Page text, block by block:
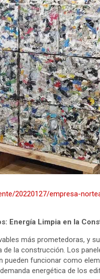
20220127/empresa-
Energía Limpia en la
más prometedoras, y
de la construcción. Los
pueden funcionar como
energética de los